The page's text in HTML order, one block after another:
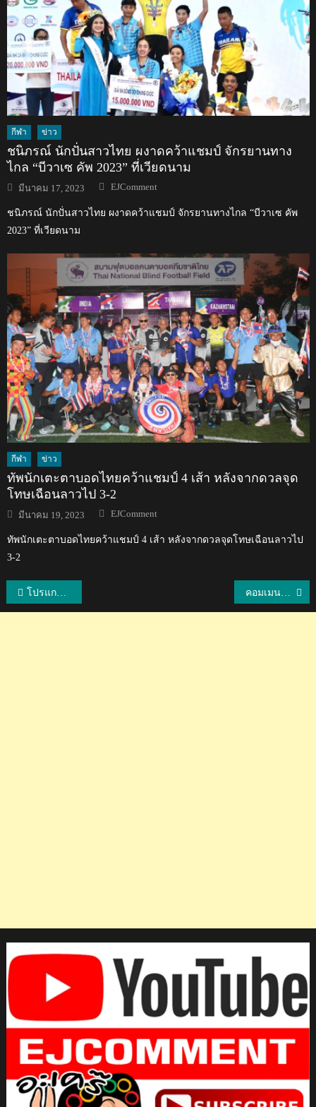
กีฬา ข่าว
ชนิภรณ์ นักปั่นสาวไทย ผงาดคว้าแชมป์ จักรยานทาง
ไกล “บีวาเซ คัพ 2023” ที่เวียดนาม
Posted
on
มีนาคม 17, 2023 Author
EJComment
ชนิภรณ์ นักปั่นสาวไทย ผงาดคว้าแชมป์ จักรยานทางไกล “บีวาเซ คัพ
2023” ที่เวียดนาม
กีฬา ข่าว
ทัพนักเตะตาบอดไทยคว้าแชมป์ 4 เส้า หลังจากดวลจุด
โทษเฉือนลาวไป 3-2
Posted
on
มีนาคม 19, 2023 Author
EJComment
ทัพนักเตะตาบอดไทยคว้าแชมป์ 4 เส้า หลังจากดวลจุดโทษเฉือนลาวไป
3-2
แนะแนว
โปรแกรมการแข่งขันวอลเลย์บอลหญิงAVC Challenge Cup 2024 คอมเมนต์ชาวเขมรร้องกรี๊ด ชาวอาเซียนร่วมยินดี หลังมวยไทยได้รับอนุมัติให้เป็นกีฬาสาธิตในโอลิมปิก 2024